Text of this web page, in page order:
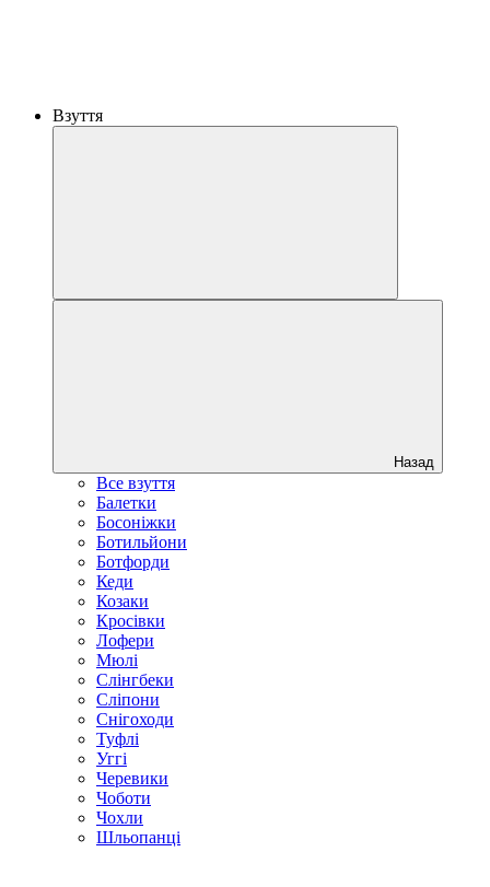
Взуття
Назад
Все взуття
Балетки
Босоніжки
Ботильйони
Ботфорди
Кеди
Козаки
Кросівки
Лофери
Мюлі
Слінгбеки
Сліпони
Снігоходи
Туфлі
Уггі
Черевики
Чоботи
Чохли
Шльопанці